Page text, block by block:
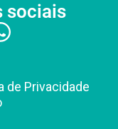
sociais
de Privacidade